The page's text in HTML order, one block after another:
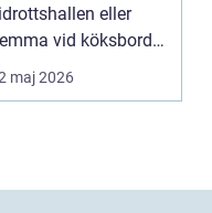
eller
vid köksbordet
det ba...
maj 2026